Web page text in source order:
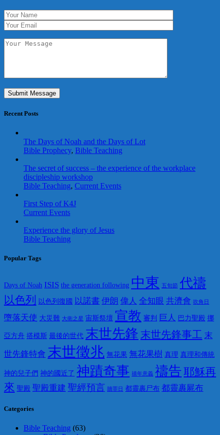
Recent Posts
The Days of Noah and the Days of Lot
Bible Prophecy, Bible Teaching
The secret of success – the experience of the workplace
discipleship workshop
Bible Teaching, Current Events
First Step of K4J
Current Events
Experience the glory of Jesus
Bible Teaching
Popular Tags
Days of Noah ISIS the generation following 中東 五旬節 代禱
以色列 以色列復國 以諾書 伊朗 偉人 全知眼 共濟會 吹角日
墮落天使 大災難 大衛之星 宙斯祭壇 宣教 審判 巨人 巴力聖殿 挪
亞方舟 搭模斯 最後的世代 末世先鋒 末世先鋒事工 末
世先鋒特會 末世徵兆 無花果 無花果樹 真理 真理和傳統
神的兒子們 神的國近了 神蹟奇事 禧年意義 禱告 耶穌再
來 聖殿 聖殿重建 聖經預言 贖罪日 都靈裹尸布 都靈裹屍布
Categories
Bible Teaching (63)